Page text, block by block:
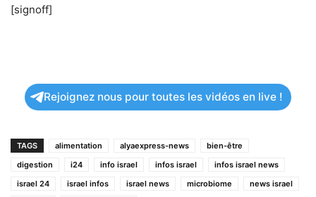
[signoff]
Rejoignez nous pour toutes les vidéos en live !
TAGS alimentation alyaexpress-news
bien-être
digestion
i24 info israel infos israel
infos israel news
israel 24
israel infos israel news microbiome
news israel